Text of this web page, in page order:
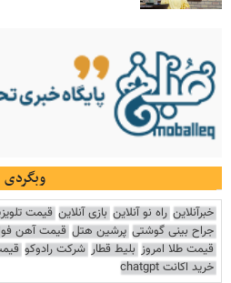
وبگردی
خبرآنلاین راه نو آنلاین بازی آنلاین قیمت
جراح بینی گوشتی پرشین هتل قیمت آهن
قیمت طلا امروز بلیط قطار شرکت رادوکو
خرید اکانت chatgpt